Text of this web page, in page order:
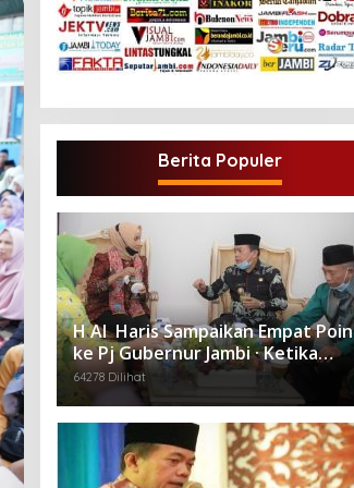
Berita Populer
H Al Haris Sampaikan Empat Poin
ke Pj Gubernur Jambi · Ketika
Melakukan Kunjungan Kerja ke
Merangin
64278 Dilihat